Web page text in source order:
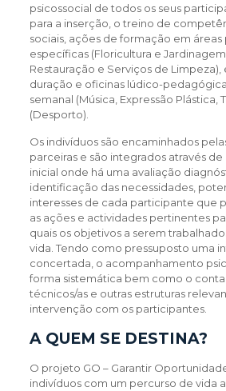
psicossocial de todos os seus
para a inserção, o treino de
sociais, ações de formação em áreas
específicas (Floricultura e
Restauração e Serviços de
duração e oficinas lúdico-
semanal (Música, Expressão Plástica,
(Desporto).
Os indivíduos são encaminhados
parceiras e são integrados através
inicial onde há uma avaliação
identificação das necessidades,
interesses de cada participante que
as ações e actividades pertinentes
quais os objetivos a serem
vida. Tendo como pressuposto uma
concertada, o acompanhamento
forma sistemática bem como o
técnicos/as e outras estruturas
intervenção com os participantes.
A QUEM SE DESTINA?
O projeto GO – Garantir
indivíduos com um percurso de vida